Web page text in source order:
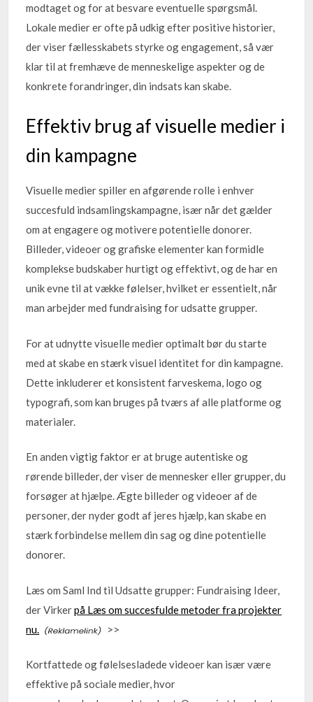
modtaget og for at besvare eventuelle spørgsmål.
Lokale medier er ofte på udkig efter positive historier,
der viser fællesskabets styrke og engagement, så vær
klar til at fremhæve de menneskelige aspekter og de
konkrete forandringer, din indsats kan skabe.
Effektiv brug af visuelle medier i
din kampagne
Visuelle medier spiller en afgørende rolle i enhver
succesfuld indsamlingskampagne, især når det gælder
om at engagere og motivere potentielle donorer.
Billeder, videoer og grafiske elementer kan formidle
komplekse budskaber hurtigt og effektivt, og de har en
unik evne til at vække følelser, hvilket er essentielt, når
man arbejder med fundraising for udsatte grupper.
For at udnytte visuelle medier optimalt bør du starte
med at skabe en stærk visuel identitet for din kampagne.
Dette inkluderer et konsistent farveskema, logo og
typografi, som kan bruges på tværs af alle platforme og
materialer.
En anden vigtig faktor er at bruge autentiske og
rørende billeder, der viser de mennesker eller grupper, du
forsøger at hjælpe. Ægte billeder og videoer af de
personer, der nyder godt af jeres hjælp, kan skabe en
stærk forbindelse mellem din sag og dine potentielle
donorer.
Læs om Saml Ind til Udsatte grupper: Fundraising Ideer,
der Virkerpå Læs om succesfulde metoder fra projekter
nu.
>>
Kortfattede og følelsesladede videoer kan især være
effektive på sociale medier, hvor